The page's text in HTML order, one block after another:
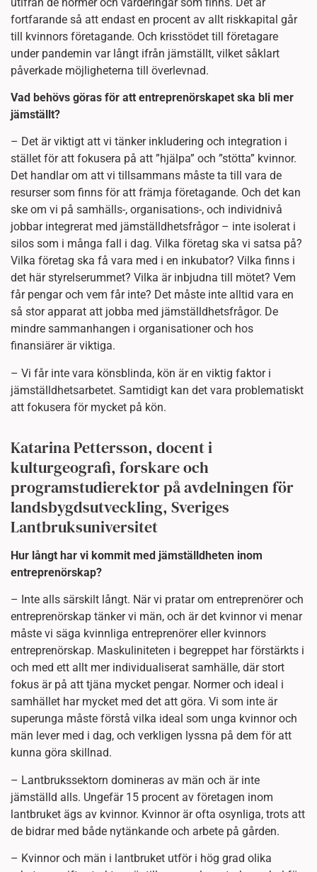
fortfarande så att endast en procent av allt riskkapital går
till kvinnors företagande. Och krisstödet till företagare
under pandemin var långt ifrån jämställt, vilket såklart
påverkade möjligheterna till överlevnad.
Vad behövs göras för att entreprenörskapet ska bli mer
jämställt?
– Det är viktigt att vi tänker inkludering och integration i
stället för att fokusera på att ”hjälpa” och ”stötta” kvinnor.
Det handlar om att vi tillsammans måste ta till vara de
resurser som finns för att främja företagande. Och det kan
ske om vi på samhälls-, organisations-, och individnivå
jobbar integrerat med jämställdhetsfrågor – inte isolerat i
silos som i många fall i dag. Vilka företag ska vi satsa på?
Vilka företag ska få vara med i en inkubator? Vilka finns i
det här styrelserummet? Vilka är inbjudna till mötet? Vem
får pengar och vem får inte? Det måste inte alltid vara en
så stor apparat att jobba med jämställdhetsfrågor. De
mindre sammanhangen i organisationer och hos
finansiärer är viktiga.
– Vi får inte vara könsblinda, kön är en viktig faktor i
jämställdhetsarbetet. Samtidigt kan det vara problematiskt
att fokusera för mycket på kön.
Katarina Pettersson, docent i
kulturgeografi, forskare och
programstudierektor på avdelningen för
landsbygdsutveckling, Sveriges
Lantbruksuniversitet
Hur långt har vi kommit med jämställdheten inom
entreprenörskap?
– Inte alls särskilt långt. När vi pratar om entreprenörer och
entreprenörskap tänker vi män, och är det kvinnor vi menar
måste vi säga kvinnliga entreprenörer eller kvinnors
entreprenörskap. Maskuliniteten i begreppet har förstärkts i
och med ett allt mer individualiserat samhälle, där stort
fokus är på att tjäna mycket pengar. Normer och ideal i
samhället har mycket med det att göra. Vi som inte är
superunga måste förstå vilka ideal som unga kvinnor och
män lever med i dag, och verkligen lyssna på dem för att
kunna göra skillnad.
– Lantbrukssektorn domineras av män och är inte
jämställd alls. Ungefär 15 procent av företagen inom
lantbruket ägs av kvinnor. Kvinnor är ofta osynliga, trots att
de bidrar med både nytänkande och arbete på gården.
– Kvinnor och män i lantbruket utför i hög grad olika